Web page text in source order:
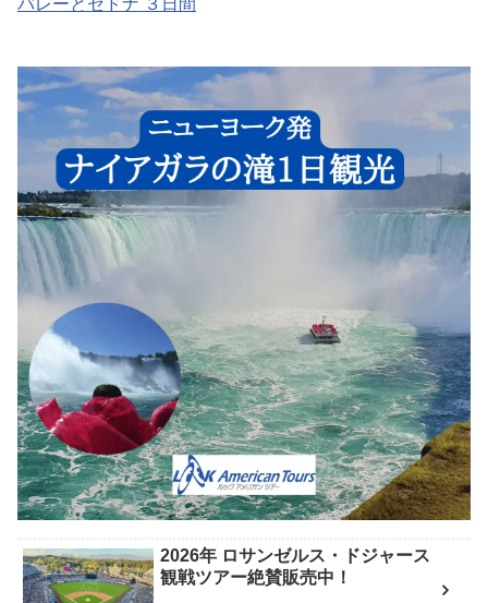
2026年 ロサンゼルス・ドジャース
観戦ツアー絶賛販売中！